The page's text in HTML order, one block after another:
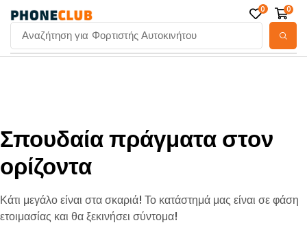
Αναζήτηση για Φορτιστής Αυτοκινήτου
0 0
Σπουδαία πράγματα στον
ορίζοντα
Κάτι μεγάλο είναι στα σκαριά! Το κατάστημά μας είναι σε φάση
ετοιμασίας και θα ξεκινήσει σύντομα!